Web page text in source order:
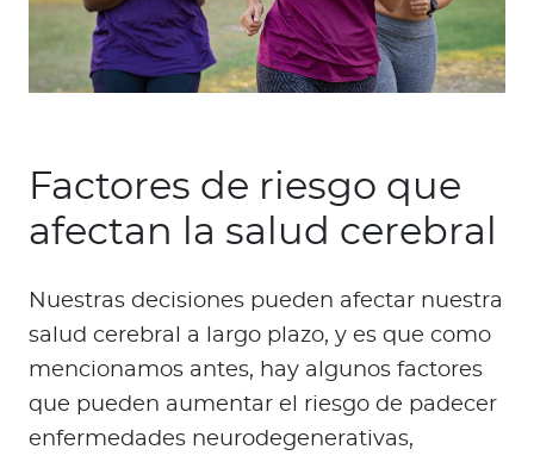
Factores de riesgo que
afectan la salud cerebral
Nuestras decisiones pueden afectar nuestra
salud cerebral a largo plazo, y es que como
mencionamos antes, hay algunos factores
que pueden aumentar el riesgo de padecer
enfermedades neurodegenerativas,